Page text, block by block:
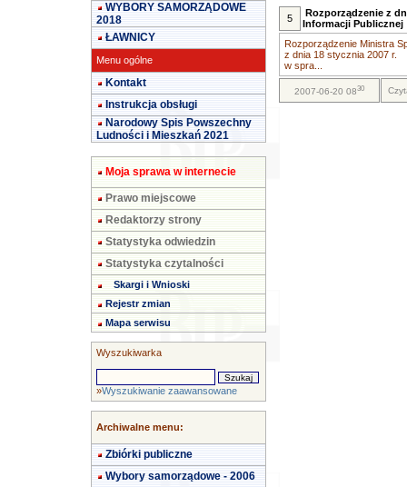
WYBORY SAMORZĄDOWE
2018
ŁAWNICY
Menu ogólne
Kontakt
Instrukcja obsługi
Narodowy Spis Powszechny
Ludności i Mieszkań 2021
Moja sprawa w internecie
Prawo miejscowe
Redaktorzy strony
Statystyka odwiedzin
Statystyka czytalności
Skargi i Wnioski
Rejestr zmian
Mapa serwisu
Wyszukiwarka
»Wyszukiwanie zaawansowane
Archiwalne menu:
Zbiórki publiczne
Wybory samorządowe - 2006
5
Rozporządzenie z
Informacji Publicznej
Rozporządzenie Ministra
z dnia 18 stycznia 2007 r.
w spra...
2007-06-20 0830